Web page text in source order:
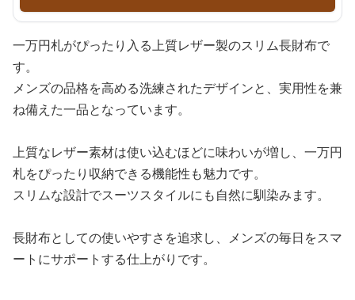
一万円札がぴったり入る上質レザー製のスリム長財布で
す。
メンズの品格を高める洗練されたデザインと、実用性を兼
ね備えた一品となっています。
上質なレザー素材は使い込むほどに味わいが増し、一万円
札をぴったり収納できる機能性も魅力です。
スリムな設計でスーツスタイルにも自然に馴染みます。
長財布としての使いやすさを追求し、メンズの毎日をスマ
ートにサポートする仕上がりです。